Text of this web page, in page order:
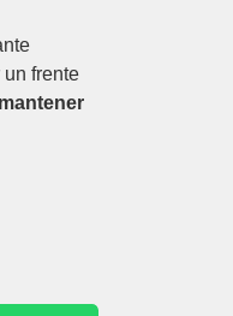
frente